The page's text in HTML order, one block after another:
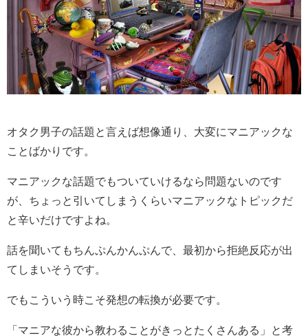
オタク男子の話題と言えば想像通り、大変にマニアックな
ことばかりです。
マニアックな話題でもついていけるなら問題ないのです
が、ちょっと引いてしまうくらいマニアックなトピックだ
と辛いだけですよね。
話を聞いてもちんぷんかんぷんで、最初から拒絶反応が出
てしまいそうです。
でもこういう時こそ発想の転換が必要です。
「マニアな彼から教わることがきっとたくさんある」と考